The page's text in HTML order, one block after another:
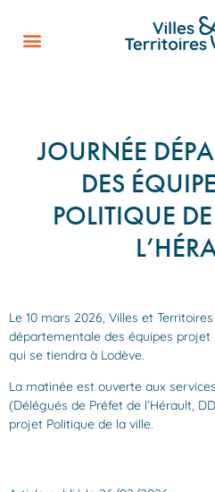
JOURNÉE
DES
POLITIQUE
Le 10 mars 2026, Villes et
départementale des équipes projet
qui se tiendra à Lodève.
La matinée est ouverte aux
(Délégués de Préfet de l’Hérault,
projet Politique de la ville.